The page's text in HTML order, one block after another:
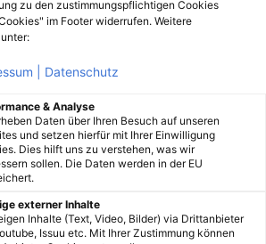
zu den zustimmungspflichtigen Cookies
im Footer widerrufen. Weitere
| Datenschutz
& Analyse
Daten über Ihren Besuch auf unseren
und setzen hierfür mit Ihrer Einwilligung
Dies hilft uns zu verstehen, was wir
sollen. Die Daten werden in der EU
externer Inhalte
Inhalte (Text, Video, Bilder) via Drittanbieter
Issuu etc. Mit Ihrer Zustimmung können